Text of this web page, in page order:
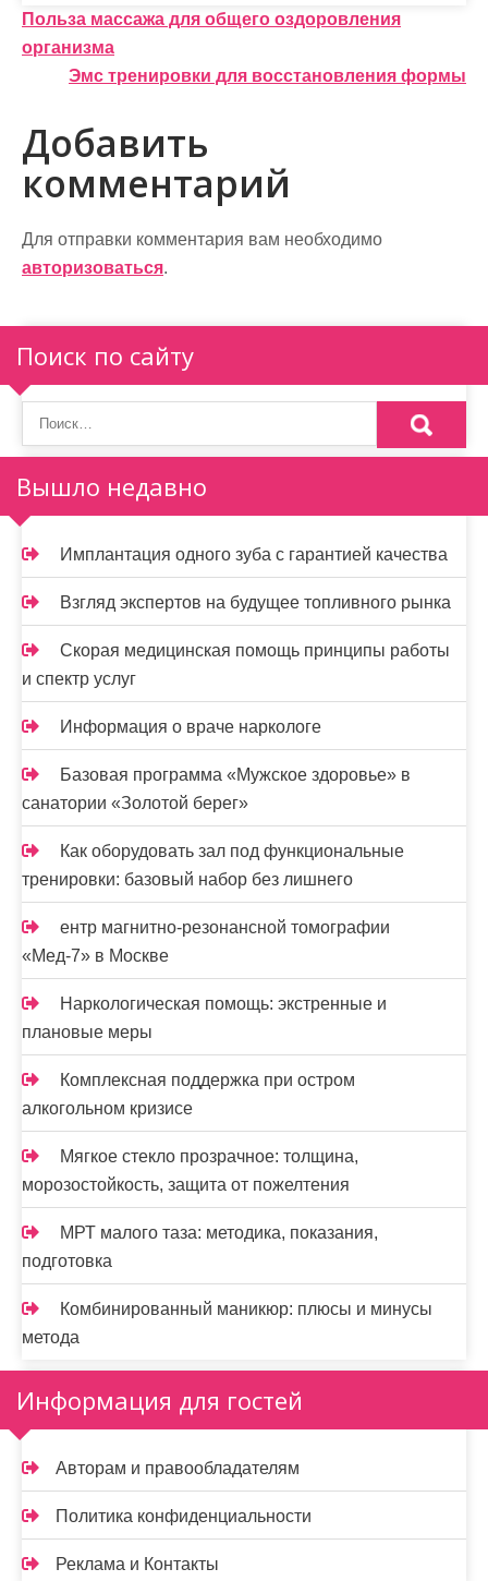
Н
а
и
г
а
ц
я
п
о
з
а
п
и
с
я
м
Польза массажа для общего оздоровления
организма
Эмс тренировки для восстановления формы
Добавить
комментарий
Для отправки комментария вам необходимо
авторизоваться.
Поиск по сайту
Вышло недавно
Имплантация одного зуба с гарантией качества
Взгляд экспертов на будущее топливного рынка
Скорая медицинская помощь принципы работы
и спектр услуг
Информация о враче наркологе
Базовая программа «Мужское здоровье» в
санатории «Золотой берег»
Как оборудовать зал под функциональные
тренировки: базовый набор без лишнего
ентр магнитно-резонансной томографии
«Мед-7» в Москве
Наркологическая помощь: экстренные и
плановые меры
Комплексная поддержка при остром
алкогольном кризисе
Мягкое стекло прозрачное: толщина,
морозостойкость, защита от пожелтения
МРТ малого таза: методика, показания,
подготовка
Комбинированный маникюр: плюсы и минусы
метода
Информация для гостей
Авторам и правообладателям
Политика конфиденциальности
Реклама и Контакты